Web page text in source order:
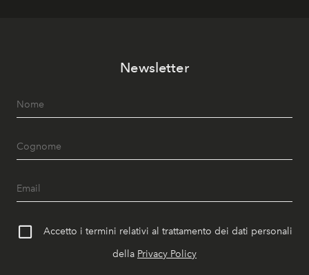
Newsletter
Accetto i termini relativi al trattamento dei dati personali
della Privacy Policy